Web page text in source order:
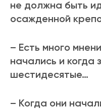
не должна быть
осажденной
– Есть много
начались и когда
шестидесятые…
– Когда они